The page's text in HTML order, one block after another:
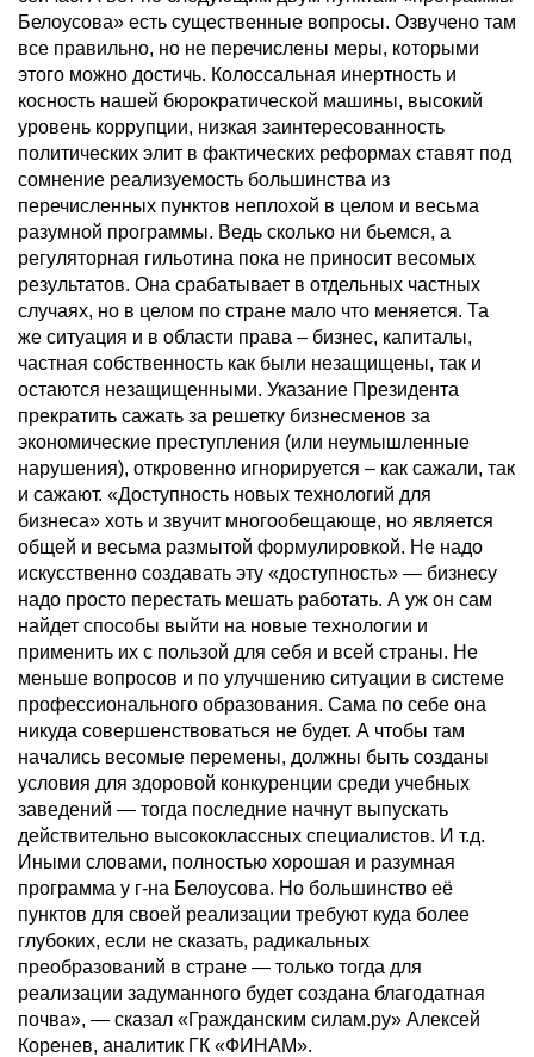
Белоусова» есть существенные вопросы. Озвучено там
все правильно, но не перечислены меры, которыми
этого можно достичь. Колоссальная инертность и
косность нашей бюрократической машины, высокий
уровень коррупции, низкая заинтересованность
политических элит в фактических реформах ставят под
сомнение реализуемость большинства из
перечисленных пунктов неплохой в целом и весьма
разумной программы. Ведь сколько ни бьемся, а
регуляторная гильотина пока не приносит весомых
результатов. Она срабатывает в отдельных частных
случаях, но в целом по стране мало что меняется. Та
же ситуация и в области права – бизнес, капиталы,
частная собственность как были незащищены, так и
остаются незащищенными. Указание Президента
прекратить сажать за решетку бизнесменов за
экономические преступления (или неумышленные
нарушения), откровенно игнорируется – как сажали, так
и сажают. «Доступность новых технологий для
бизнеса» хоть и звучит многообещающе, но является
общей и весьма размытой формулировкой. Не надо
искусственно создавать эту «доступность» — бизнесу
надо просто перестать мешать работать. А уж он сам
найдет способы выйти на новые технологии и
применить их с пользой для себя и всей страны. Не
меньше вопросов и по улучшению ситуации в системе
профессионального образования. Сама по себе она
никуда совершенствоваться не будет. А чтобы там
начались весомые перемены, должны быть созданы
условия для здоровой конкуренции среди учебных
заведений — тогда последние начнут выпускать
действительно высококлассных специалистов. И т.д.
Иными словами, полностью хорошая и разумная
программа у г-на Белоусова. Но большинство её
пунктов для своей реализации требуют куда более
глубоких, если не сказать, радикальных
преобразований в стране — только тогда для
реализации задуманного будет создана благодатная
почва», — сказал «Гражданским силам.ру» Алексей
Коренев, аналитик ГК «ФИНАМ».